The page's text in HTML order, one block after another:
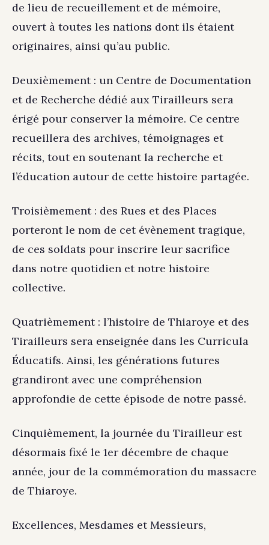
de lieu de recueillement et de mémoire,
ouvert à toutes les nations dont ils étaient
originaires, ainsi qu’au public.
Deuxièmement : un Centre de Documentation
et de Recherche dédié aux Tirailleurs sera
érigé pour conserver la mémoire. Ce centre
recueillera des archives, témoignages et
récits, tout en soutenant la recherche et
l’éducation autour de cette histoire partagée.
Troisièmement : des Rues et des Places
porteront le nom de cet évènement tragique,
de ces soldats pour inscrire leur sacrifice
dans notre quotidien et notre histoire
collective.
Quatrièmement : l’histoire de Thiaroye et des
Tirailleurs sera enseignée dans les Curricula
Éducatifs. Ainsi, les générations futures
grandiront avec une compréhension
approfondie de cette épisode de notre passé.
Cinquièmement, la journée du Tirailleur est
désormais fixé le 1er décembre de chaque
année, jour de la commémoration du massacre
de Thiaroye.
Excellences, Mesdames et Messieurs,